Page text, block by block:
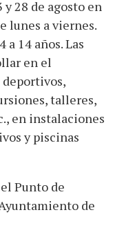
28 de agosto en
lunes a viernes.
14 años. Las
en el
deportivos,
talleres,
en instalaciones
y piscinas
Punto de
de